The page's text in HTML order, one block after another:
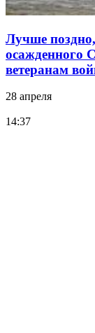
Лучше
осажденного
ветеранам
28 апреля
14:37